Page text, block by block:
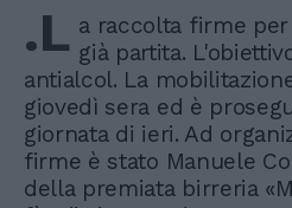
.L a raccolta firme
già partita.
antialcol. La
giovedì sera ed è
giornata di ieri. Ad
firme è stato Manuele
della premiata birreria